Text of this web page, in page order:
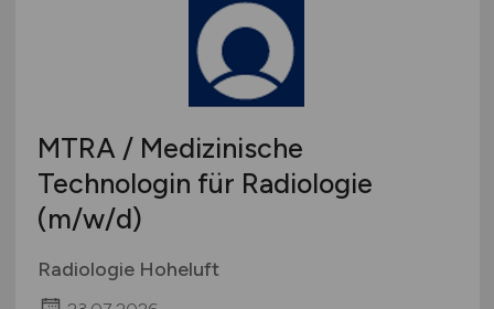
MTRA / Medizinische
Technologin für Radiologie
(m/w/d)
Radiologie Hoheluft